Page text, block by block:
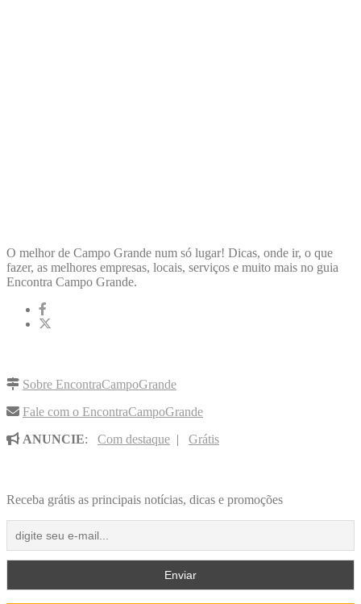
O melhor de Campo Grande num só lugar! Dicas, onde ir, o que
fazer, as melhores empresas, locais, serviços e muito mais no guia
Encontra Campo Grande.
Sobre EncontraCampoGrande
Fale com o EncontraCampoGrande
ANUNCIE: Com destaque | Grátis
Receba grátis as principais notícias, dicas e promoções